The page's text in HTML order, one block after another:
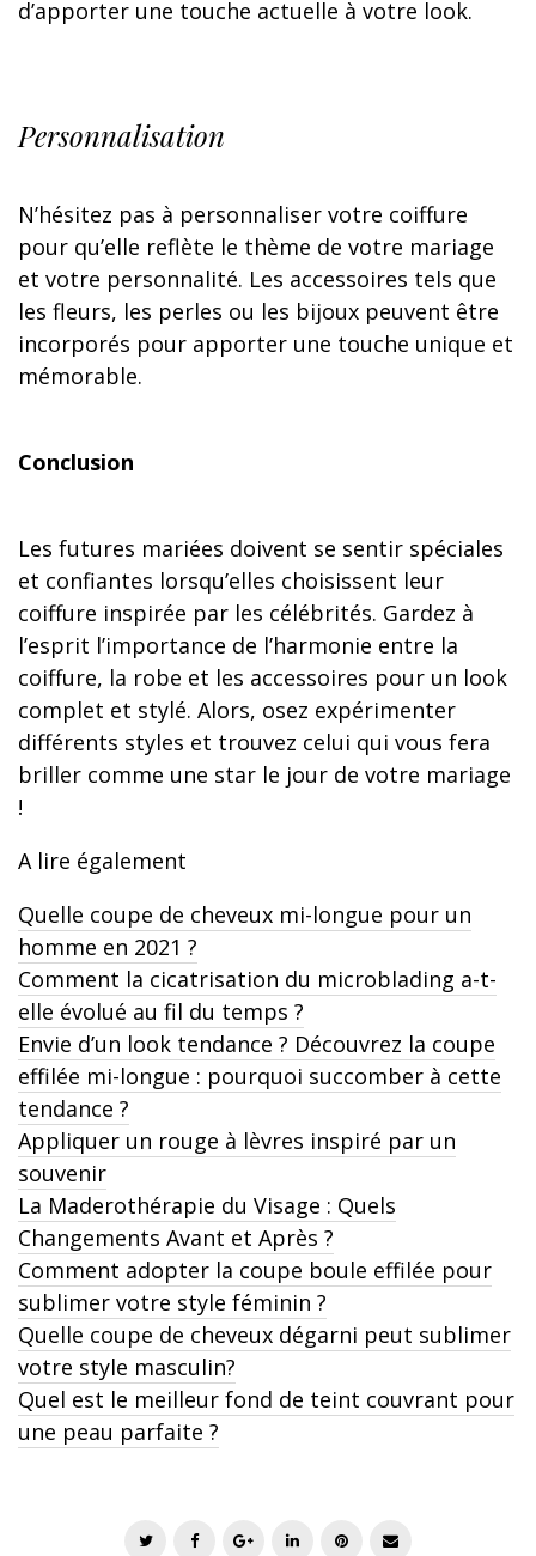
d’apporter une touche actuelle à votre look.
Personnalisation
N’hésitez pas à personnaliser votre coiffure
pour qu’elle reflète le thème de votre mariage
et votre personnalité. Les accessoires tels que
les fleurs, les perles ou les bijoux peuvent être
incorporés pour apporter une touche unique et
mémorable.
Conclusion
Les futures mariées doivent se sentir spéciales
et confiantes lorsqu’elles choisissent leur
coiffure inspirée par les célébrités. Gardez à
l’esprit l’importance de l’harmonie entre la
coiffure, la robe et les accessoires pour un look
complet et stylé. Alors, osez expérimenter
différents styles et trouvez celui qui vous fera
briller comme une star le jour de votre mariage
!
A lire également
Quelle coupe de cheveux mi-longue pour un
homme en 2021 ?
Comment la cicatrisation du microblading a-t-
elle évolué au fil du temps ?
Envie d’un look tendance ? Découvrez la coupe
effilée mi-longue : pourquoi succomber à cette
tendance ?
Appliquer un rouge à lèvres inspiré par un
souvenir
La Maderothérapie du Visage : Quels
Changements Avant et Après ?
Comment adopter la coupe boule effilée pour
sublimer votre style féminin ?
Quelle coupe de cheveux dégarni peut sublimer
votre style masculin?
Quel est le meilleur fond de teint couvrant pour
une peau parfaite ?